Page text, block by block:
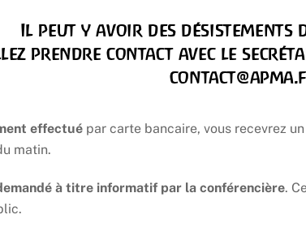
Il peut y avoir des désistements
prendre contact avec le
effectué par carte bancaire, vous recevrez
matin.
à titre informatif par la conférencière.